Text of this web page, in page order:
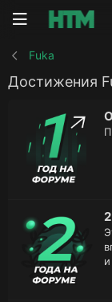
Fuka
Достижения